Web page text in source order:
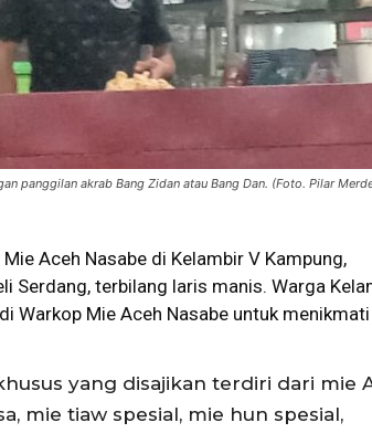
panggilan akrab Bang Zidan atau Bang Dan. (Foto. Pilar
Mie Aceh Nasabe di Kelambir V Kampung,
Serdang, terbilang laris manis. Warga
Warkop Mie Aceh Nasabe untuk menikmati
yang disajikan terdiri dari mie
mie tiaw spesial, mie hun spesial,